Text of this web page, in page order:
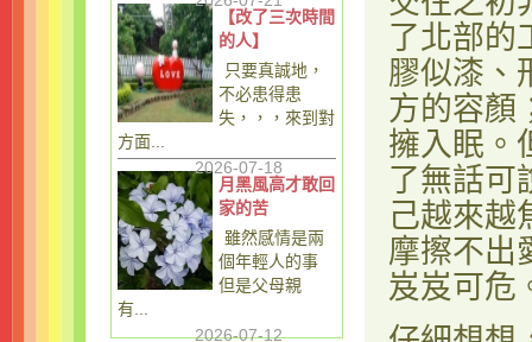
【改了三次時間
的人】
只要真誠地，
不必患得患
失，，，來到對
方面...
2026-07-18
月黑風高才敢回
家的苦
雖然感情是兩
個年輕人的事
但是父母親
有...
2026-07-12
了北部的
膠似漆、
方的容顏
擁入眠。
了無話可
己越來越
摩擦不出
岌岌可危